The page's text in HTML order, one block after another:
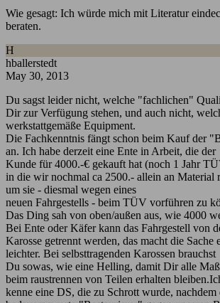
Wie gesagt: Ich würde mich mit Literatur
beraten.
H
hballerstedt
May 30, 2013
Du sagst leider nicht, welche "fachlichen"
Dir zur Verfügung stehen, und auch nicht,
werkstattgemäße Equipment.
Die Fachkenntnis fängt schon beim Kauf der
an. Ich habe derzeit eine Ente in Arbeit, die der
Kunde für 4000.-€ gekauft hat (noch 1 Jahr
in die wir nochmal ca 2500.- allein an Material
um sie - diesmal wegen eines
neuen Fahrgestells - beim TÜV vorführen zu
Das Ding sah von oben/außen aus, wie 4000
Bei Ente oder Käfer kann das Fahrgestell von
Karosse getrennt werden, das macht die Sache
leichter. Bei selbsttragenden Karossen brauchst
Du sowas, wie eine Helling, damit Dir alle
beim raustrennen von Teilen erhalten
kenne eine DS, die zu Schrott wurde, nachdem